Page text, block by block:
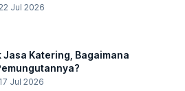
Jul 2026
Jasa Katering, Bagaimana
17 Jul 2026